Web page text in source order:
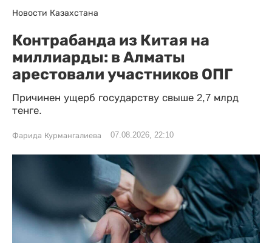
Новости Казахстана
Контрабанда из Китая на
миллиарды: в Алматы
арестовали участников ОПГ
Причинен ущерб государству свыше 2,7 млрд
тенге.
Фарида Курмангалиева 07.08.2026, 22:10